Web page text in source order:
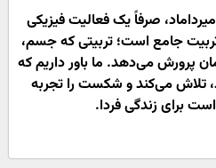
صرفاً یک فعالیت فیزیکی
جامع است؛ تربیتی که جسم،
پرورش می‌دهد. ما باور داریم که
تلاش می‌کند و شکست را تجربه
برای زندگی فردا.